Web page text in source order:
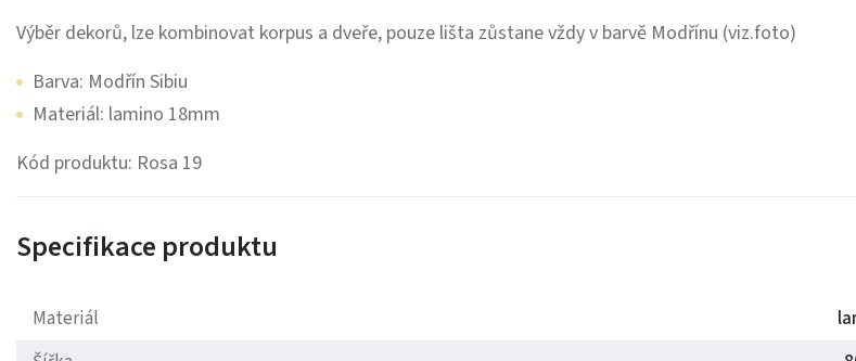
Výběr dekorů, lze kombinovat korpus a dveře, pouze lišta zůstane vždy v barvě Modřínu (viz.foto)
Barva: Modřín Sibiu
Materiál: lamino 18mm
Kód produktu: Rosa 19
Specifikace produktu
Materiál